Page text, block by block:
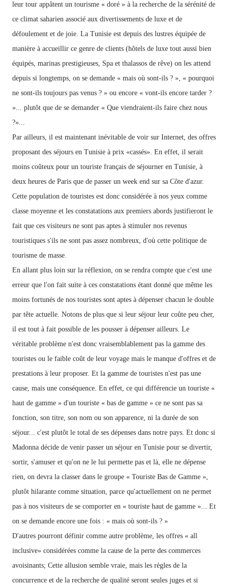
leur tour appâtent un tourisme « doré » à la recherche de la sérénité de
ce climat saharien associé aux divertissements de luxe et de
défoulement et de joie. La Tunisie est depuis des lustres équipée de
manière à accueillir ce genre de clients (hôtels de luxe tout aussi bien
équipés, marinas prestigieuses, Spa et thalassos de rêve) on les attend
depuis si longtemps, on se demande « mais où sont-ils ? », « pourquoi
ne sont-ils toujours pas venus ? » ou encore « vont-ils encore tarder ?
»... plutôt que de se demander « Que viendraient-ils faire chez nous
?»...
Par ailleurs, il est maintenant inévitable de voir sur Internet, des offres
proposant des séjours en Tunisie à prix «cassés». En effet, il serait
moins coûteux pour un touriste français de séjourner en Tunisie, à
deux heures de Paris que de passer un week end sur sa Côte d'azur.
Cette population de touristes est donc considérée à nos yeux comme
classe moyenne et les constatations aux premiers abords justifieront le
fait que ces visiteurs ne sont pas aptes à stimuler nos revenus
touristiques s'ils ne sont pas assez nombreux, d'où cette politique de
tourisme de masse.
En allant plus loin sur la réflexion, on se rendra compte que c'est une
erreur que l'on fait suite à ces constatations étant donné que même les
moins fortunés de nos touristes sont aptes à dépenser chacun le double
par tête actuelle. Notons de plus que si leur séjour leur coûte peu cher,
il est tout à fait possible de les pousser à dépenser ailleurs. Le
véritable problème n'est donc vraisemblablement pas la gamme des
touristes ou le faible coût de leur voyage mais le manque d'offres et de
prestations à leur proposer. Et la gamme de touristes n'est pas une
cause, mais une conséquence. En effet, ce qui différencie un touriste «
haut de gamme » d'un touriste « bas de gamme » ce ne sont pas sa
fonction, son titre, son nom ou son apparence, ni la durée de son
séjour... c'est plutôt le total de ses dépenses dans notre pays. Et donc si
Madonna décide de venir passer un séjour en Tunisie pour se divertir,
sortir, s'amuser et qu'on ne le lui permette pas et là, elle ne dépense
rien, on devra la classer dans le groupe « Touriste Bas de Gamme »,
plutôt hilarante comme situation, parce qu'actuellement on ne permet
pas à nos visiteurs de se comporter en « touriste haut de gamme »... Et
on se demande encore une fois : « mais où sont-ils ? »
D'autres pourront définir comme autre problème, les offres « all
inclusive» considérées comme la cause de la perte des commerces
avoisinants; Cette allusion semble vraie, mais les règles de la
concurrence et de la recherche de qualité seront seules juges et si